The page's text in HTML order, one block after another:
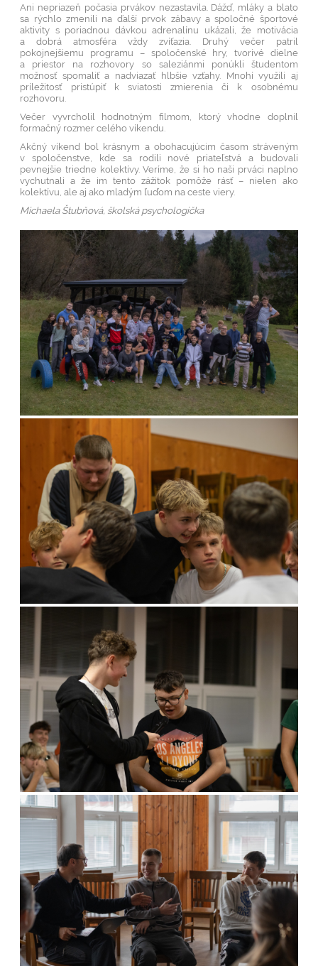
Ani nepriazeň počasia prvákov nezastavila. Dážď, mláky a blato
sa rýchlo zmenili na ďalší prvok zábavy a spoločné športové
aktivity s poriadnou dávkou adrenalínu ukázali, že motivácia
a dobrá atmosféra vždy zvíťazia. Druhý večer patril
pokojnejšiemu programu – spoločenské hry, tvorivé dielne
a priestor na rozhovory so saleziánmi ponúkli študentom
možnosť spomaliť a nadviazať hlbšie vzťahy. Mnohí využili aj
príležitosť pristúpiť k sviatosti zmierenia či k osobnému
rozhovoru.
Večer vyvrcholil hodnotným filmom, ktorý vhodne doplnil
formačný rozmer celého víkendu.
Akčný víkend bol krásnym a obohacujúcim časom stráveným
v spoločenstve, kde sa rodili nové priateľstvá a budovali
pevnejšie triedne kolektívy. Veríme, že si ho naši prváci naplno
vychutnali a že im tento zážitok pomôže rásť – nielen ako
kolektívu, ale aj ako mladým ľuďom na ceste viery.
Michaela Štubňová, školská psychologička